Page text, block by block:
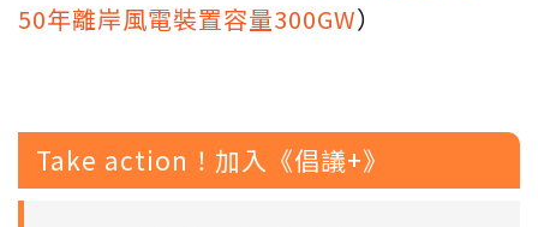
50年離岸風電裝置容量300GW）
Take action！加入《倡議+》